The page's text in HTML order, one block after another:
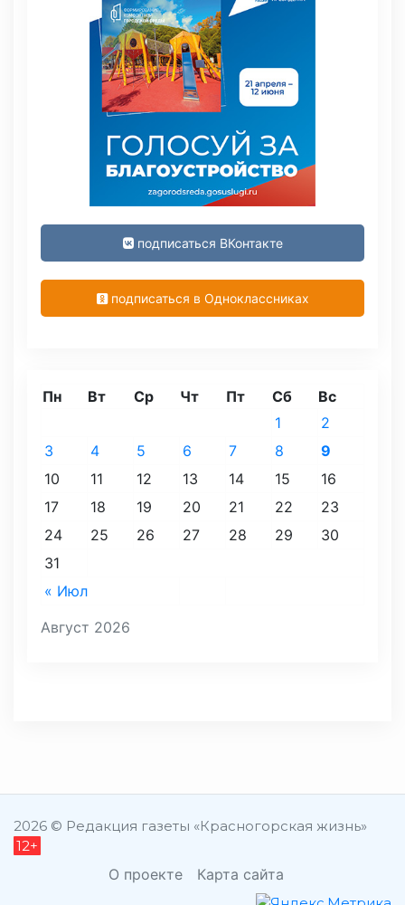
подписаться ВКонтакте
подписаться в Одноклассниках
Август 2026
Пн Вт Ср Чт Пт Сб Вс
« Июл
1
2
3
4 5 6 7 8
9
10
11 12 13 14 15
16
17
18 19 20 21 22
23
24
25 26 27 28 29
30
31
2026 © Редакция газеты «Красногорская жизнь»
12+
О проекте Карта сайта